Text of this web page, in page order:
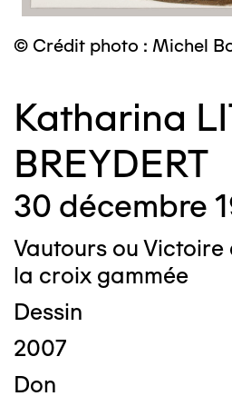
© Crédit photo : Michel
Katharina
BREYDERT
30 décembre
Vautours ou
la croix gammée
Dessin
2007
Don